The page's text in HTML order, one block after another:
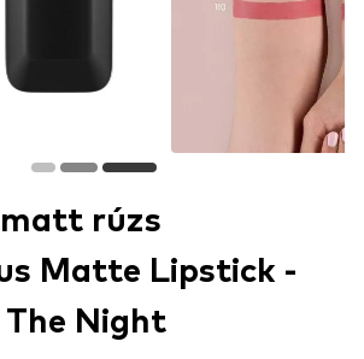
matt rúzs
Matte Lipstick -
Night